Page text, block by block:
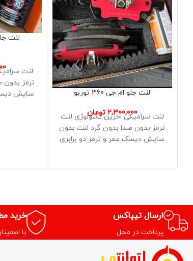
لنت جلو ام جی 360 توربو
2,300,000 تومان
لنت سرامیکی اخرین تکنولوژی لنت
ترمز بدون صدا بدون گرد لنت بدون
سایش دیسک عمر و ترمز دو برابری
لنت
لنت
ترمز بدون
سایش
ارسال تیپاکس
پرداخت در محل.
خرید
با